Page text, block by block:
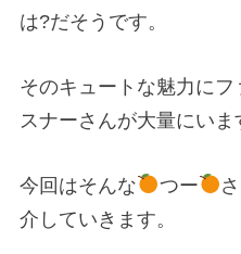
は?だそうです。
そのキュートな魅力に
スナーさんが大量にいま
今回はそんな つー
介していきます。